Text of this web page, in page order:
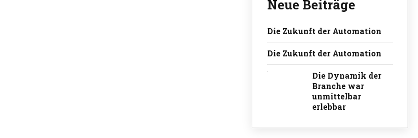
Neue Beiträge
Die Zukunft der Automation
Die Zukunft der Automation
Die Dynamik der
Branche war
unmittelbar
erlebbar